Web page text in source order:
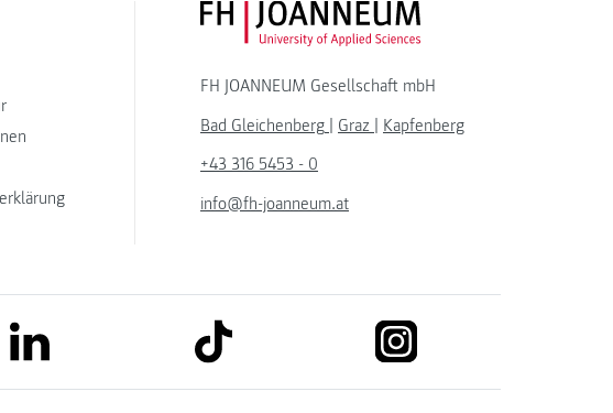
FH JOANNEUM Logo
FH JOANNEUM Gesellschaft mbH
Bad Gleichenberg | Graz | Kapfenberg
+43 316 5453 - 0
info@fh-joanneum.at
link to linkedin link to tiktok